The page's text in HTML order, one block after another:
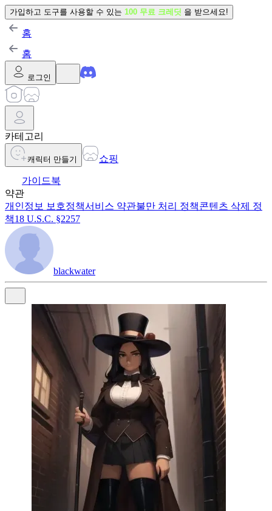
가입하고 도구를 사용할 수 있는 100 무료 크레딧 을 받으세요!
홈
홈
로그인
카테고리
캐릭터 만들기 쇼핑
가이드북
약관
개인정보 보호정책서비스 약관불만 처리 정책콘텐츠 삭제 정
책18 U.S.C. §2257
blackwater